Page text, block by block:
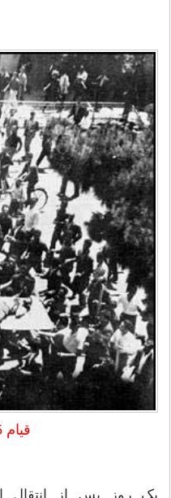
قیام 15 خرداد